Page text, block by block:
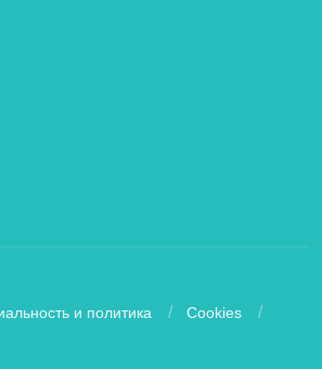
и политика
Cookies